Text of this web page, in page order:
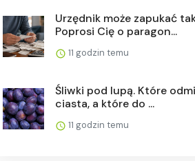
Urzędnik może zapukać
Poprosi Cię o paragon...
11 godzin temu
Śliwki pod lupą. Które
ciasta, a które do ...
11 godzin temu